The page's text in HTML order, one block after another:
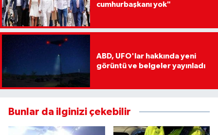
cumhurbaşkanı yok"
ABD, UFO'lar hakkında yeni
görüntü ve belgeler yayınladı
Bunlar da ilginizi çekebilir